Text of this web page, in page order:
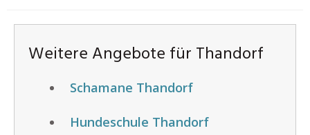
Weitere Angebote für Thandorf
Schamane Thandorf
Hundeschule Thandorf